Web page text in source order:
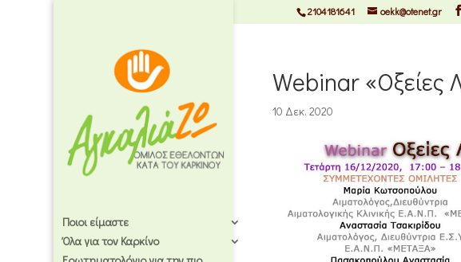
2104181641 oekk@otenet.gr
Ποιοι είμαστε
Όλα για τον Καρκίνο
Webinar «Οξείες
10 Δεκ. 2020